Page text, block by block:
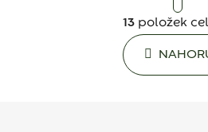
O
v
á
d
r
á
n
k
13položek